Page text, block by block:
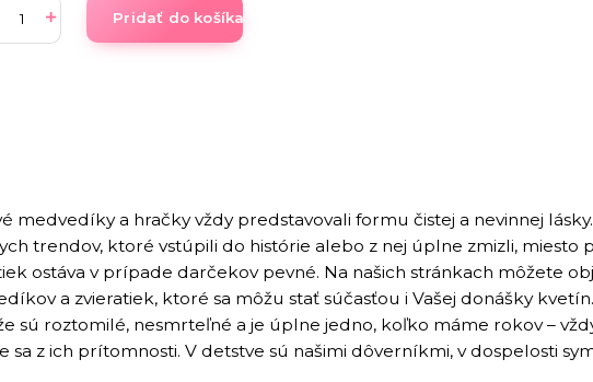
Pridať do košíka
medvedíky a hračky vždy predstavovali formu čistej a nevinnej
trendov, ktoré vstúpili do histórie alebo z nej úplne zmizli, miesto
ostáva v prípade darčekov pevné. Na našich stránkach môžete
a zvieratiek, ktoré sa môžu stať súčasťou i Vašej donášky
sú roztomilé, nesmrteľné a je úplne jedno, koľko máme rokov –
sa z ich prítomnosti. V detstve sú našimi dôverníkmi, v dospelosti